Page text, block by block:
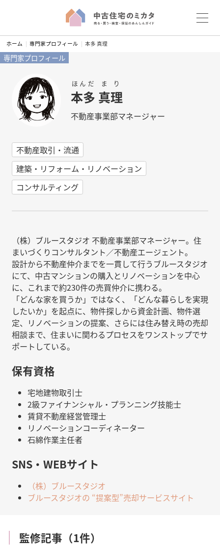
k
i
ホーム 専門家プロフィール 本多 真理
専門家プロフィール
本多
ほんだ
真理
まり
不動産事業部マネージャー
不動産取引・流通
建築・リフォーム・リノベーション
コンサルティング
（株）ブルースタジオ 不動産事業部マネージャー。住
まいづくりコンサルタント／不動産エージェント。
設計から不動産仲介までを一貫して行うブルースタジオ
にて、中古マンションの購入とリノベーションを中心
に、これまで約230件の売買仲介に携わる。
「どんな家を買うか」ではなく、「どんな暮らしを実現
したいか」を起点に、物件探しから資金計画、物件選
定、リノベーションの提案、さらには住み替え時の売却
相談まで、住まいに関わるプロセスをワンストップでサ
ポートしている。
保有資格
宅地建物取引士
2級ファイナンシャル・プランニング技能士
賃貸不動産経営管理士
リノベーションコーディネーター
石綿作業主任者
SNS・WEBサイト
（株）ブルースタジオ
ブルースタジオの “提案型”売却サービスサイト
監修記事（1件）